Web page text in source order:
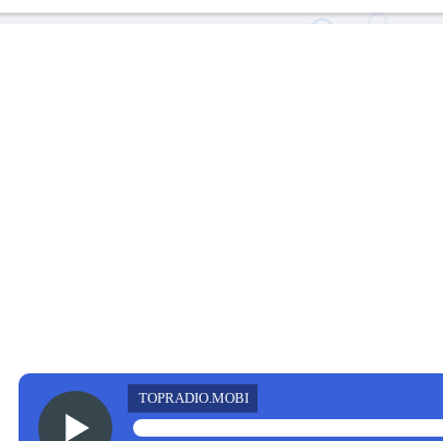
TOPRADIO.MOBI